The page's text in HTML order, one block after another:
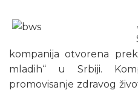
kompanija otvorena
mladih“ u Srbiji.
promovisanje zdravog